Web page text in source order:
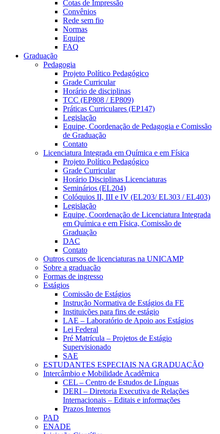
Cotas de Impressão
Convênios
Rede sem fio
Normas
Equipe
FAQ
Graduação
Pedagogia
Projeto Político Pedagógico
Grade Curricular
Horário de disciplinas
TCC (EP808 / EP809)
Práticas Curriculares (EP147)
Legislação
Equipe, Coordenação de Pedagogia e Comissão
de Graduação
Contato
Licenciatura Integrada em Química e em Física
Projeto Político Pedagógico
Grade Curricular
Horário Disciplinas Licenciaturas
Seminários (EL204)
Colóquios II, III e IV (EL203/ EL303 / EL403)
Legislação
Equipe, Coordenação de Licenciatura Integrada
em Química e em Física, Comissão de
Graduação
DAC
Contato
Outros cursos de licenciaturas na UNICAMP
Sobre a graduação
Formas de ingresso
Estágios
Comissão de Estágios
Instrução Normativa de Estágios da FE
Instituições para fins de estágio
LAE – Laboratório de Apoio aos Estágios
Lei Federal
Pré Matrícula – Projetos de Estágio
Supervisionado
SAE
ESTUDANTES ESPECIAIS NA GRADUAÇÃO
Intercâmbio e Mobilidade Acadêmica
CEL – Centro de Estudos de Línguas
DERI – Diretoria Executiva de Relações
Internacionais – Editais e informações
Prazos Internos
PAD
ENADE